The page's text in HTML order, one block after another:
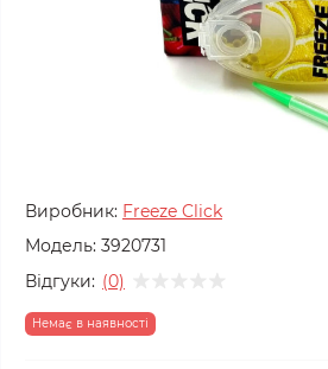
Виробник: Freeze Click
Модель: 3920731
Відгуки: (0)
Немає в наявності